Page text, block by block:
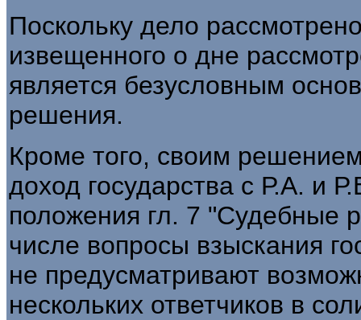
Поскольку дело
извещенного о дне
является безусловным
решения.
Кроме того, своим
доход государства с Р.А. и
положения гл. 7 "Судебные
числе вопросы взыскания
не предусматривают
нескольких ответчиков в